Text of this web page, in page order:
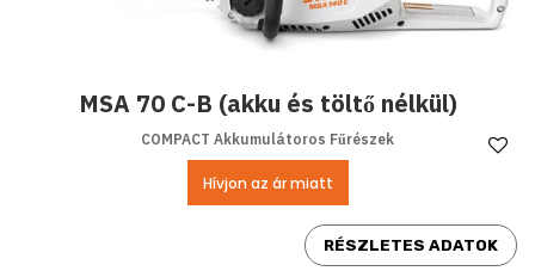
MSA 70 C-B (akku és töltő nélkül)
COMPACT Akkumulátoros Fűrészek
Hívjon az ár miatt
RÉSZLETES ADATOK